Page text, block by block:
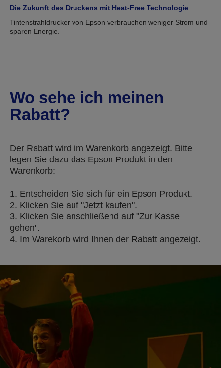
Die Zukunft des Druckens mit Heat-Free Technologie
Tintenstrahldrucker von Epson verbrauchen weniger Strom und
sparen Energie.
Wo sehe ich meinen
Rabatt?
Der Rabatt wird im Warenkorb angezeigt. Bitte
legen Sie dazu das Epson Produkt in den
Warenkorb:
1. Entscheiden Sie sich für ein Epson Produkt.
2. Klicken Sie auf "Jetzt kaufen".
3. Klicken Sie anschließend auf "Zur Kasse
gehen".
4. Im Warekorb wird Ihnen der Rabatt angezeigt.